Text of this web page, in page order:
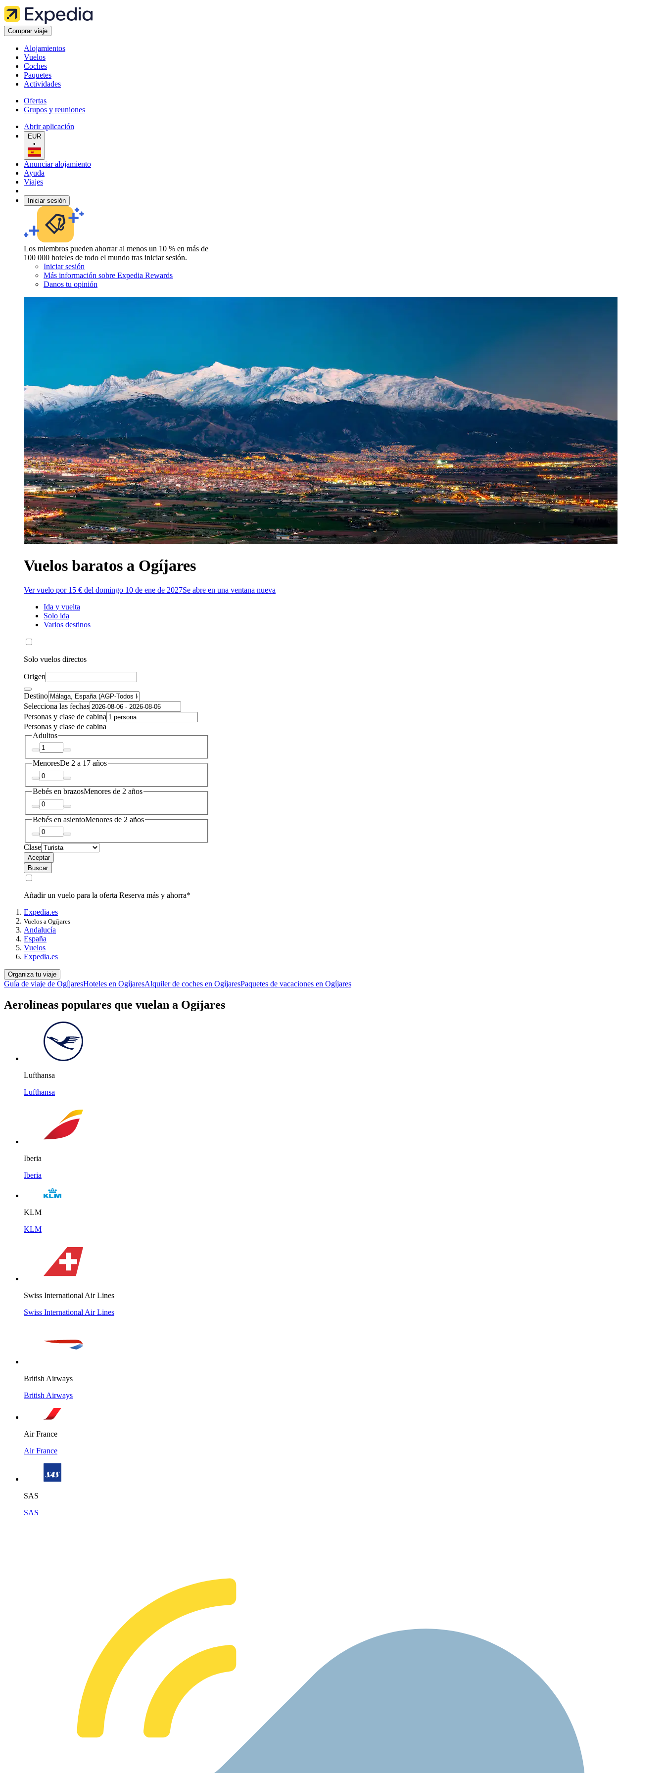
Comprar viaje
Alojamientos
Vuelos
Coches
Paquetes
Actividades
Ofertas
Grupos y reuniones
Abrir aplicación
EUR
•
Anunciar alojamiento
Ayuda
Viajes
Iniciar sesión
Los miembros pueden ahorrar al menos un 10 % en más de
100 000 hoteles de todo el mundo tras iniciar sesión.
Iniciar sesión
Más información sobre Expedia Rewards
Danos tu opinión
Vuelos baratos a Ogíjares
Ver vuelo por 15 € del domingo 10 de ene de 2027Se abre en una ventana nueva
Ida y vuelta
Solo ida
Varios destinos
Solo vuelos directos
Origen
Destino
Selecciona las fechas
Personas y clase de cabina
Personas y clase de cabina
Adultos
MenoresDe 2 a 17 años
Bebés en brazosMenores de 2 años
Bebés en asientoMenores de 2 años
Clase
Aceptar
Buscar
Añadir un vuelo para la oferta Reserva más y ahorra*
Expedia.es
Vuelos a Ogíjares
Andalucía
España
Vuelos
Expedia.es
Organiza tu viaje
Guía de viaje de OgíjaresHoteles en OgíjaresAlquiler de coches en OgíjaresPaquetes de vacaciones en Ogíjares
Aerolíneas populares que vuelan a Ogíjares
Lufthansa
Lufthansa
Iberia
Iberia
KLM
KLM
Swiss International Air Lines
Swiss International Air Lines
British Airways
British Airways
Air France
Air France
SAS
SAS